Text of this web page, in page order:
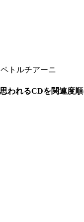
トルチアーニ
われるCDを関連度